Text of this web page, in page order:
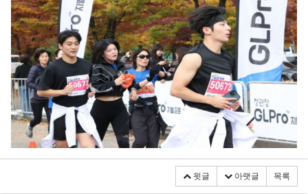
윗글 아랫글 목록